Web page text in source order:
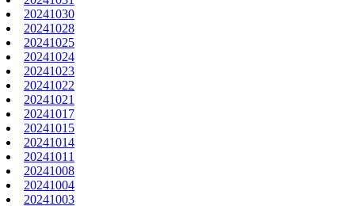
20241030
20241028
20241025
20241024
20241023
20241022
20241021
20241017
20241015
20241014
20241011
20241008
20241004
20241003